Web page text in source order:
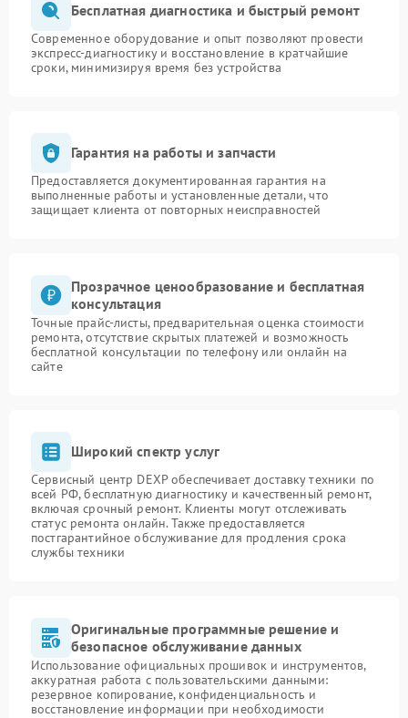
Бесплатная диагностика и быстрый ремонт
Современное оборудование и опыт позволяют провести
экспресс-диагностику и восстановление в кратчайшие
сроки, минимизируя время без устройства
Гарантия на работы и запчасти
Предоставляется документированная гарантия на
выполненные работы и установленные детали, что
защищает клиента от повторных неисправностей
Прозрачное ценообразование и бесплатная
консультация
Точные прайс-листы, предварительная оценка стоимости
ремонта, отсутствие скрытых платежей и возможность
бесплатной консультации по телефону или онлайн на
сайте
Широкий спектр услуг
Сервисный центр DEXP обеспечивает доставку техники по
всей РФ, бесплатную диагностику и качественный ремонт,
включая срочный ремонт. Клиенты могут отслеживать
статус ремонта онлайн. Также предоставляется
постгарантийное обслуживание для продления срока
службы техники
Оригинальные программные решение и
безопасное обслуживание данных
Использование официальных прошивок и инструментов,
аккуратная работа с пользовательскими данными:
резервное копирование, конфиденциальность и
восстановление информации при необходимости